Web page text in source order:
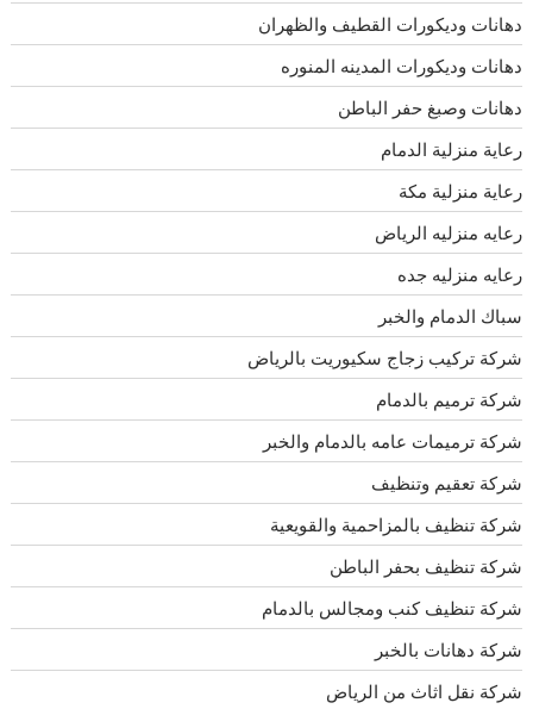
دهانات وديكورات القطيف والظهران
دهانات وديكورات المدينه المنوره
دهانات وصبغ حفر الباطن
رعاية منزلية الدمام
رعاية منزلية مكة
رعايه منزليه الرياض
رعايه منزليه جده
سباك الدمام والخبر
شركة تركيب زجاج سكيوريت بالرياض
شركة ترميم بالدمام
شركة ترميمات عامه بالدمام والخبر
شركة تعقيم وتنظيف
شركة تنظيف بالمزاحمية والقويعية
شركة تنظيف بحفر الباطن
شركة تنظيف كنب ومجالس بالدمام
شركة دهانات بالخبر
شركة نقل اثاث من الرياض